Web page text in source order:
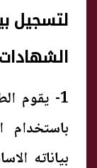
لتسجيل
الشهادات
1- يقوم
باستخدام
بياناته